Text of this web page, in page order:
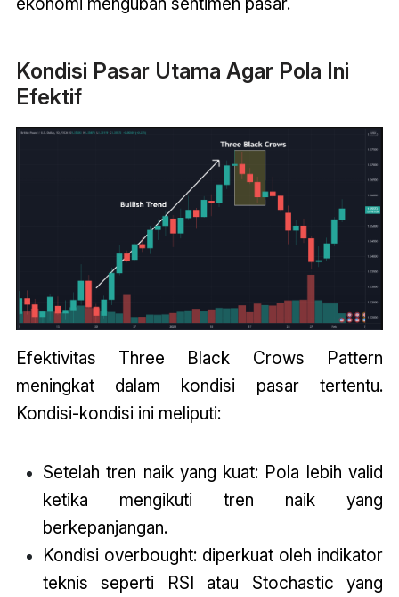
Kondisi Pasar Utama Agar Pola Ini
Efektif
Efektivitas Three Black Crows Pattern
meningkat dalam kondisi pasar tertentu.
Kondisi-kondisi ini meliputi:
Setelah tren naik yang kuat: Pola lebih valid
ketika mengikuti tren naik yang
berkepanjangan.
Kondisi overbought: diperkuat oleh indikator
teknis seperti RSI atau Stochastic yang